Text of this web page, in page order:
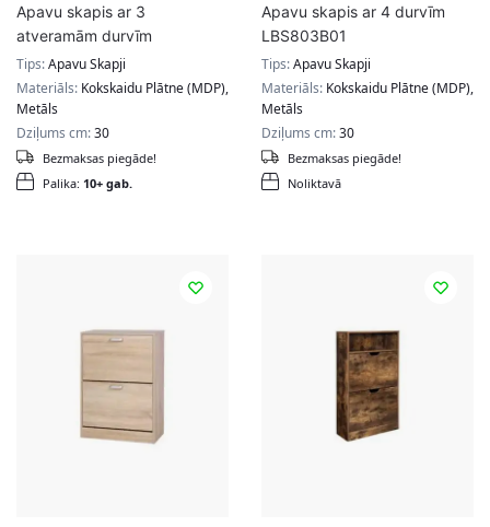
Apavu skapis ar 3
atveramām durvīm
Tips:Apavu Skapji
Materiāls: Kokskaidu Plātne (MDP),
Metāls
Dziļums cm:30
Palika: 10+ gab.
Bezmaksas piegāde!
Apavu skapis ar 4 durvīm
LBS803B01
Tips:Apavu Skapji
Materiāls: Kokskaidu Plātne (MDP),
Metāls
Dziļums cm:30
Noliktavā
Bezmaksas piegāde!